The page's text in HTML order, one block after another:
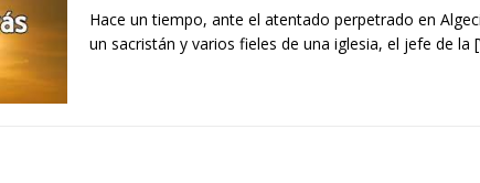
Hace un tiempo, ante el atentado perpetrado en
un sacristán y varios fieles de una iglesia, el jefe de la